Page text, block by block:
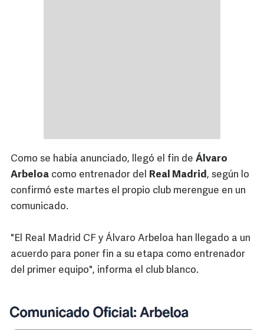
Como se había anunciado, llegó el fin de Álvaro
Arbeloa como entrenador del Real Madrid, según lo
confirmó este martes el propio club merengue en un
comunicado.
"El Real Madrid CF y Álvaro Arbeloa han llegado a un
acuerdo para poner fin a su etapa como entrenador
del primer equipo", informa el club blanco.